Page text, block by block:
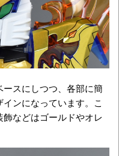
スにしつつ、各部に簡
ンになっています。こ
などはゴールドやオレ